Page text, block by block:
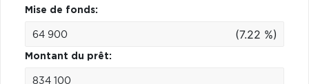
Mise de fonds:
(7.22 %)
Montant du prêt: